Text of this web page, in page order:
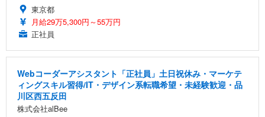
東京都
月給29万5,300円～55万円
正社員
Webコーダーアシスタント「正社員」土日祝休み・マーケテ
ィングスキル習得/IT・デザイン系転職希望・未経験歓迎・品
川区西五反田
株式会社alBee